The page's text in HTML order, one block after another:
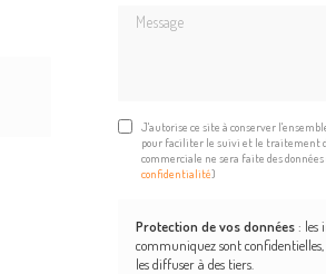
Message
J'autorise ce site à conserver
pour faciliter le suivi et le traitement
commerciale ne sera faite des données
confidentialité)
Protection de vos données: les
communiquez sont
les diffuser à des tiers.